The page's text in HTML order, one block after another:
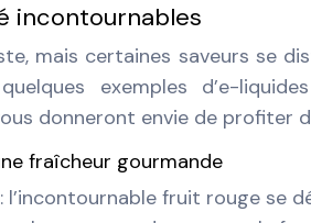
incontournables
mais certaines saveurs se
exemples d’e-
donneront envie de profiter
fraîcheur gourmande
l’incontournable fruit rouge se